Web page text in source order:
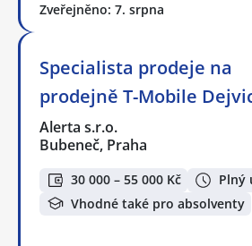
Zveřejněno: 7. srpna
Specialista prodeje na
prodejně T-Mobile
Alerta s.r.o.
Bubeneč, Praha
30 000 – 55 000 Kč
Plný
Vhodné také pro absolventy